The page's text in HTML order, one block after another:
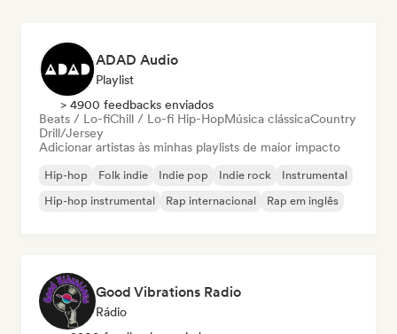
ADAD Audio
Playlist
> 4900 feedbacks enviados
Beats / Lo-fiChill / Lo-fi Hip-HopMúsica clássicaCountry
Drill/Jersey
Adicionar artistas às minhas playlists de maior impacto
Hip-hop Folk indie Indie pop Indie rock
Instrumental
Hip-hop instrumental
Rap internacional Rap em inglês
Good Vibrations Radio
Rádio